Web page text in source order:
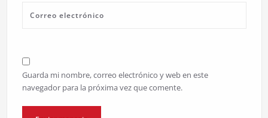
Guarda mi nombre, correo electrónico y web en este
navegador para la próxima vez que comente.